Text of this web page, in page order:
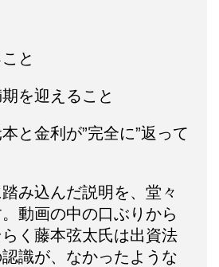
と
を迎えること
と金利が”完全に”返って
み込んだ説明を、堂々
動画の中の口ぶりから
く藤本弦太氏は出資法
識が、なかったような